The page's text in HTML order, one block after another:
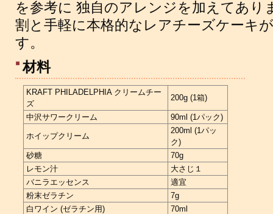
を参考に 独自のアレンジを加えてあり
割と手軽に本格的なレアチーズケーキ
す。
材料
KRAFT PHILADELPHIA クリームチー
ズ
200g (1箱)
中沢サワークリーム 90ml (1パック)
ホイップクリーム
200ml (1パッ
ク)
砂糖
70g
レモン汁
大さじ１
バニラエッセンス
適宜
粉末ゼラチン
7g
白ワイン (ゼラチン用)
70ml